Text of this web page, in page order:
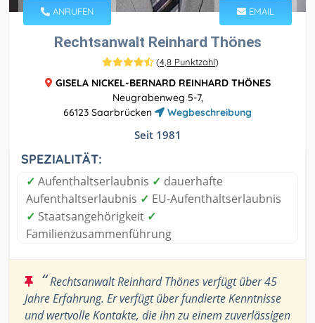
ANRUFEN EMAIL
Rechtsanwalt Reinhard Thönes
(4,8 Punktzahl)
GISELA NICKEL-BERNARD REINHARD THÖNES
Neugrabenweg 5-7,
66123 Saarbrücken
Wegbeschreibung
Seit 1981
SPEZIALITÄT:
✓ Aufenthaltserlaubnis ✓ dauerhafte
Aufenthaltserlaubnis ✓ EU-Aufenthaltserlaubnis
✓ Staatsangehörigkeit ✓
Familienzusammenführung
“Rechtsanwalt Reinhard Thönes verfügt über 45
Jahre Erfahrung. Er verfügt über fundierte Kenntnisse
und wertvolle Kontakte, die ihn zu einem zuverlässigen